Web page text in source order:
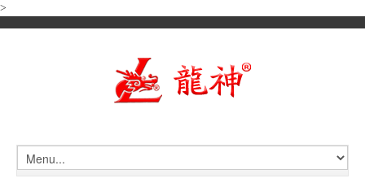
>